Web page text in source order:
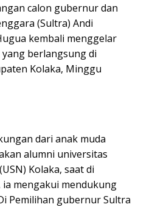
calon gubernur dan
(Sultra) Andi
kembali menggelar
berlangsung di
Kolaka, Minggu
dari anak muda
alumni universitas
Kolaka, saat di
ia mengakui mendukung
Pemilihan gubernur Sultra